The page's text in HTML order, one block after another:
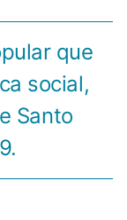
que
social,
Santo